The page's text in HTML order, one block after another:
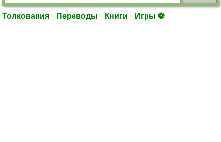
Толкования Переводы Книги Игры ⚽